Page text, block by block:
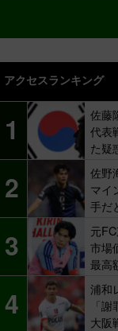
アクセスランキング
1
佐藤
代表
た疑
2
佐野
マイ
手だ
ちら
3
元
市場
最高
示唆も
4
浦和
「
大阪